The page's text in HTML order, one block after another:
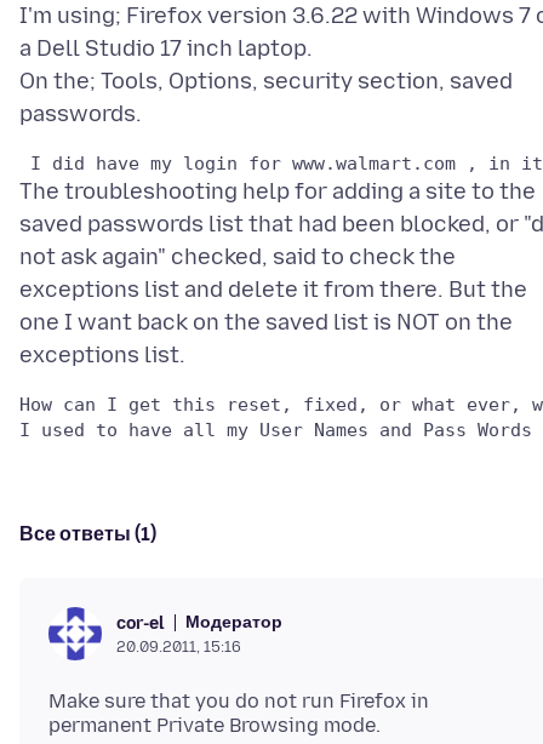
I'm using; Firefox version 3.6.22 with Windows 7
a Dell Studio 17 inch laptop.
On the; Tools, Options, security section, saved
The troubleshooting help for adding a site to the
saved passwords list that had been blocked, or
not ask again" checked, said to check the
exceptions list and delete it from there. But the
one I want back on the saved list is NOT on the
How can I get this reset, fixed, or what ever,
Все ответы (1)
cor-el Модератор
20.09.2011, 15:16
Make sure that you do not run Firefox in